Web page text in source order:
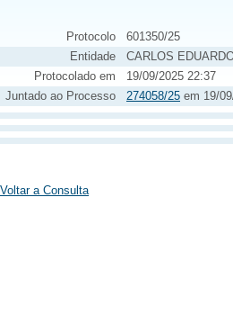
Protocolo
601350/25
Entidade
CARLOS
Protocolado em
19/09/2025 22:37
Juntado ao Processo
274058/25 em 19/
Voltar a Consulta